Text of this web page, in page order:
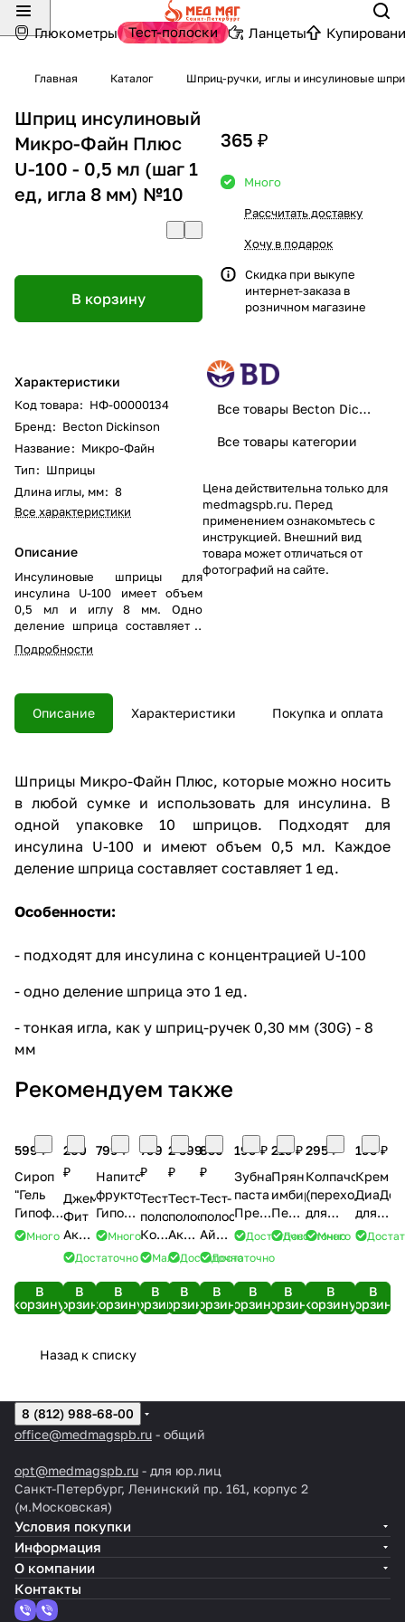
Глюкометры Тест-полоски Ланцеты
Главная Каталог Шприц-ручки, иглы и инсулиновые
Шприц инсулиновый
Микро-Файн Плюс
U-100 - 0,5 мл (шаг 1
ед, игла 8 мм) №10
В корзину
Характеристики
Код товара: НФ-00000134
Бренд: Becton Dickinson
Название: Микро-Файн
Тип: Шприцы
Длина иглы, мм: 8
Все характеристики
Описание
Инсулиновые шприцы для
инсулина U-100 имеет объем
0,5 мл и иглу 8 мм. Одно
деление шприца составляет 1
ед. инсулина. В упаковке 10
штук.
Подробности
365 ₽
Много
Рассчитать доставку
Хочу в подарок
Скидка при выкупе
интернет-заказа в
розничном магазине
Все товары Becton Dickinson
Все товары категории
Цена действительна только для
medmagspb.ru. Перед
применением ознакомьтесь с
инструкцией. Внешний вид
товара может отличаться от
фотографий на сайте.
Описание Характеристики Покупка и оплата
Шприцы Микро-Файн Плюс, которые можно носить
в любой сумке и использовать для инсулина. В
одной упаковке 10 шприцов. Подходят для
инсулина U-100 и имеют объем 0,5 мл. Каждое
деление шприца составляет составляет 1 ед.
Особенности:
- подходят для инсулина с концентрацией U-100
- одно деление шприца это 1 ед.
- тонкая игла, как у шприц-ручек 0,30 мм (30G) - 8
мм
Рекомендуем также
599 ₽
Сироп
"Гель
Гипофри"
1 ХЕ
(клубника)
коробка
(10 шт)
Много
В
корзину
260
₽
Джем
Фит
Актив
(земляника)
г)
Достаточно
В
корзину
799 ₽
Напиток
фруктовый
Гипофри
1 ХЕ
туб,
яблоко)
Много
В
корзину
799
₽
Тест-
полоски
Контур
Плюс
Мало
В
корзину
2 599
₽
Тест-
полоски
Акку
Чек
№100
Достаточно
В
корзину
850
₽
Тест-
полоски
АйЧек
№50+50
Достаточно
В
корзину
199 ₽
Зубная
паста
Превентин
Диа
75
мл)
Достаточно
В
корзину
215 ₽
Пряники
имбирные
Петродиет
(300
Достаточно
В
корзину
295 ₽
Колпачок
(переходник)
для
шприц-
(3 шт)
Много
В
корзину
195 ₽
Крем
для
рук и
мл)
В
корзину
Назад к списку
8 (812) 988-68-00
office@medmagspb.ru - общий
opt@medmagspb.ru - для юр.лиц
Санкт-Петербург, Ленинский пр. 161, корпус 2
(м.Московская)
Условия покупки
Информация
О компании
Контакты